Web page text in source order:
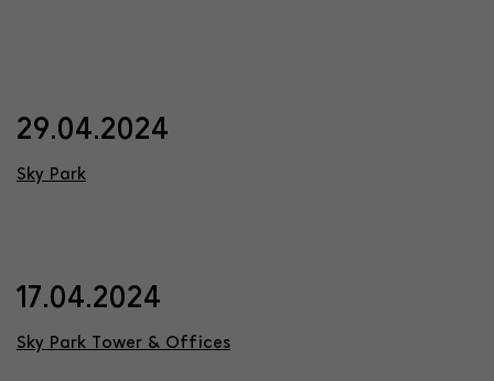
29.04.2024
Sky Park
17.04.2024
Sky Park Tower & Offices